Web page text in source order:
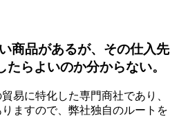
商品があるが、その仕入先
たらよいのか分からない。
易に特化した専門商社であり、
りますので、弊社独自のルートを